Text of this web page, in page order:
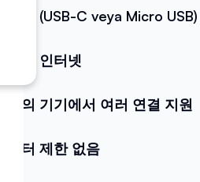
케이블 (USB-C veya Micro USB)
무제한 인터넷
하나의 기기에서 여러 연결 지원
데이터 제한 없음